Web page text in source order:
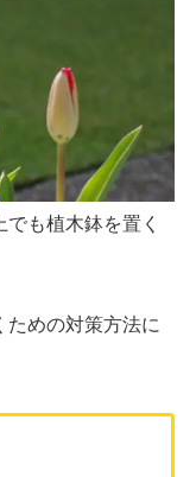
も植木鉢を置く
ための対策方法に